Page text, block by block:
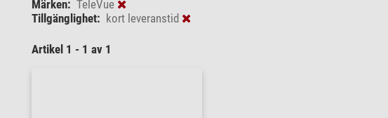
Märken: TeleVue
Tillgänglighet: kort leveranstid
Artikel 1 - 1 av 1